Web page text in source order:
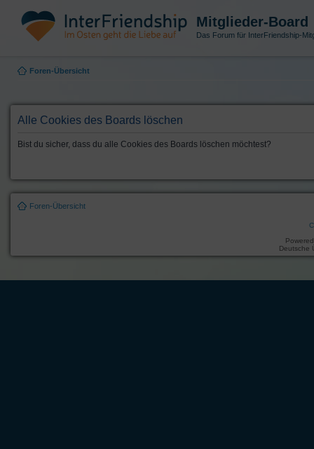
Mitglieder-Board
Das Forum für InterFriendship-
Foren-Übersicht
Alle Cookies des Boards löschen
Bist du sicher, dass du alle Cookies des Boards löschen möchtest?
Foren-Übersicht
Deutsche